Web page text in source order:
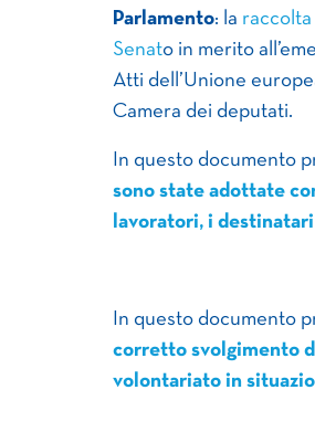
Parlamento: la raccolta
Senato in merito
Atti dell’Unione
Camera dei deputati.
In questo documento
sono state adottate
lavoratori, i
In questo documento
corretto svolgimento
volontariato in